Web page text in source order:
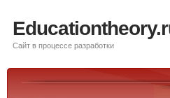
Сайт в процессе разработки